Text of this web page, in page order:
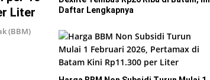
Liter
(BBM)
Daftar Lengkapnya